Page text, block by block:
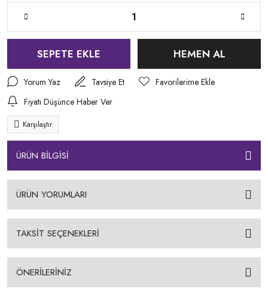
SEPETE EKLE HEMEN AL
Yorum Yaz
Tavsiye Et
Fiyatı Düşünce Haber Ver
Karşılaştır
ÜRÜN BİLGİSİ
ÜRÜN YORUMLARI
TAKSİT SEÇENEKLERİ
ÖNERİLERİNİZ